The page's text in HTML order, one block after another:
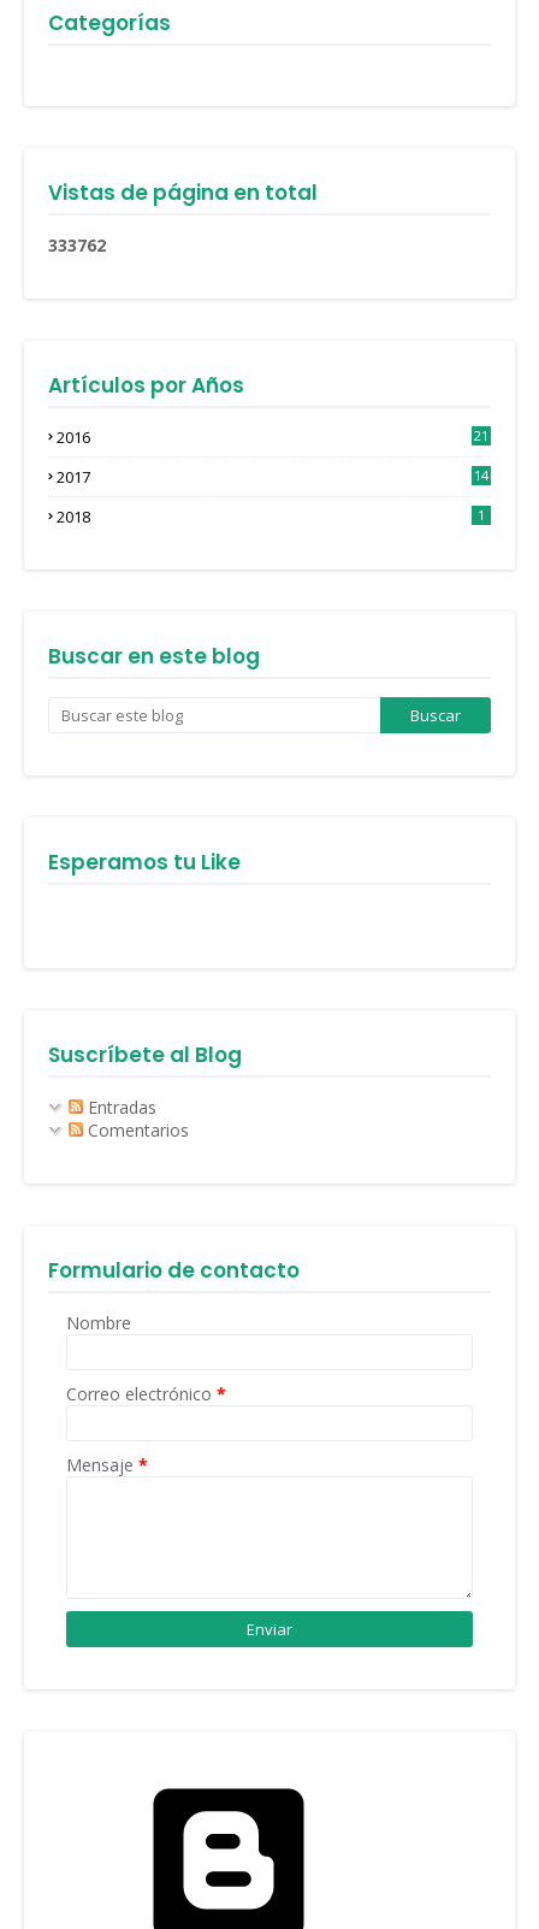
Categorías
Vistas de página en total
333762
Artículos por Años
2016
21
2017
14
2018 1
Buscar en este blog
Esperamos tu Like
Suscríbete al Blog
Entradas
Comentarios
Formulario de contacto
Nombre
Correo electrónico *
Mensaje *